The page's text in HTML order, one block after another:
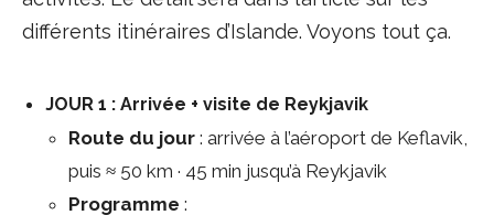
différents itinéraires d’Islande. Voyons tout ça.
JOUR 1 : Arrivée + visite de Reykjavik
Route du jour : arrivée à l’aéroport de Keflavik,
puis ≈ 50 km · 45 min jusqu’à Reykjavik
Programme :